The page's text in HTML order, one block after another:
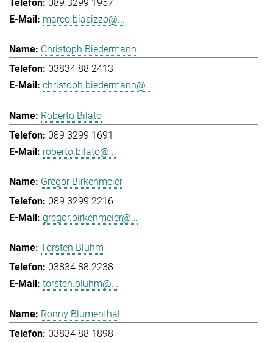
089 3299 1957
marco.biasizzo@...
Christoph Biedermann
03834 88 2413
christoph.biedermann@...
Roberto Bilato
089 3299 1691
roberto.bilato@...
Gregor Birkenmeier
089 3299 2216
gregor.birkenmeier@...
Torsten Bluhm
03834 88 2238
torsten.bluhm@...
Ronny Blumenthal
03834 88 1898